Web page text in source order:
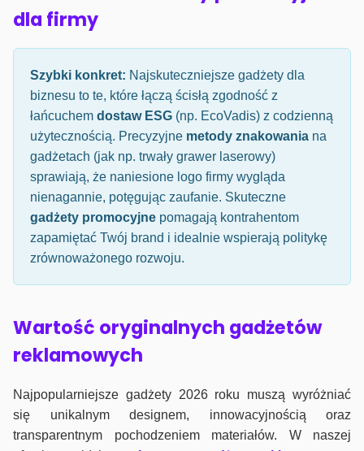
dla firmy
Szybki konkret: Najskuteczniejsze gadżety dla
biznesu to te, które łączą ścisłą zgodność z
łańcuchem dostaw ESG (np. EcoVadis) z codzienną
użytecznością. Precyzyjne metody znakowania na
gadżetach (jak np. trwały grawer laserowy)
sprawiają, że naniesione logo firmy wygląda
nienagannie, potęgując zaufanie. Skuteczne
gadżety promocyjne pomagają kontrahentom
zapamiętać Twój brand i idealnie wspierają politykę
zrównoważonego rozwoju.
Wartość oryginalnych gadżetów
reklamowych
Najpopularniejsze gadżety 2026 roku muszą wyróżniać
się unikalnym designem, innowacyjnością oraz
transparentnym pochodzeniem materiałów. W naszej